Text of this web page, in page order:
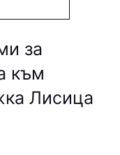
за
към
Лисица